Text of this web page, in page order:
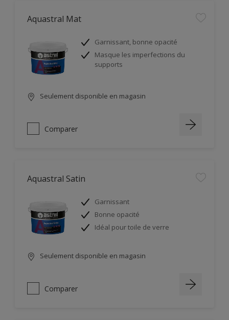
Aquastral Mat
Garnissant, bonne opacité
Masque les imperfections du
supports
Seulement disponible en magasin
Comparer
Aquastral Satin
Garnissant
Bonne opacité
Idéal pour toile de verre
Seulement disponible en magasin
Comparer